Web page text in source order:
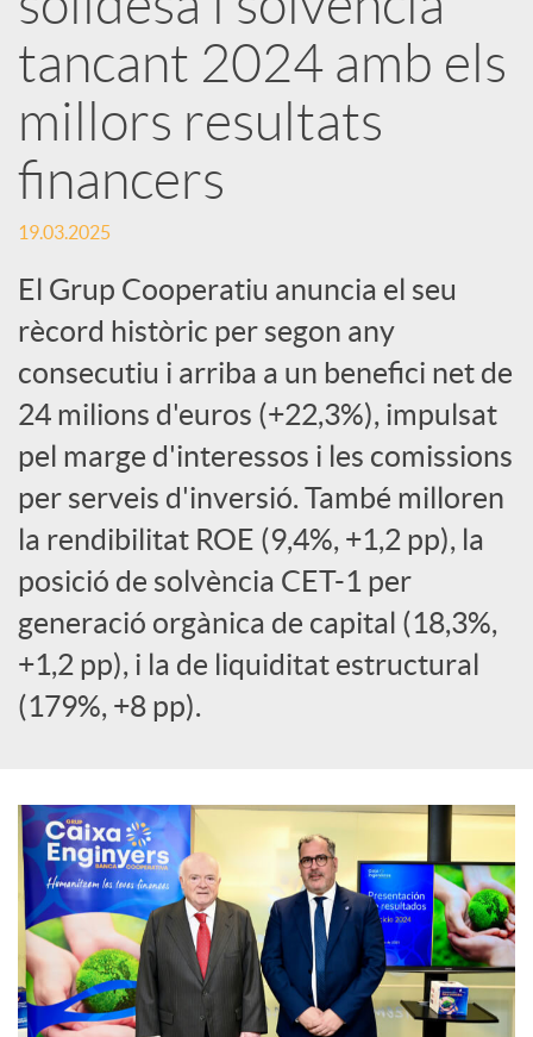
e
s
S
o
c
i
a
l
s
tancant 2024 amb els
millors resultats
financers
19.03.2025
El Grup Cooperatiu anuncia el seu
rècord històric per segon any
consecutiu i arriba a un benefici net de
24 milions d'euros (+22,3%), impulsat
pel marge d'interessos i les comissions
per serveis d'inversió. També milloren
la rendibilitat ROE (9,4%, +1,2 pp), la
posició de solvència CET-1 per
generació orgànica de capital (18,3%,
+1,2 pp), i la de liquiditat estructural
(179%, +8 pp).